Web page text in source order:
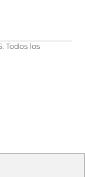
Todos los